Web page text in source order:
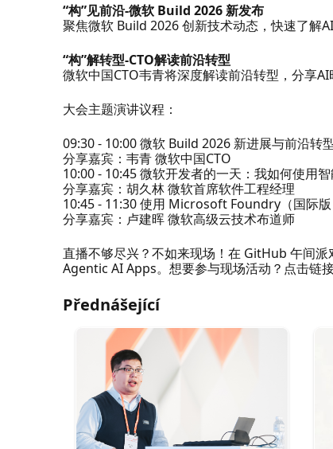
“构”见前沿-微软 Build 2026 新发布
聚焦微软 Build 2026 创新技术动态，快速了
“构”解转型-CTO解读前沿转型
微软中国CTO韦青将深度解读前沿转型，分享AI
大会主题演讲议程：
09:30 - 10:00 微软 Build 2026 新进展与前沿转
分享嘉宾：韦青 微软中国CTO
10:00 - 10:45 微软开发者的一天：我如何使用
分享嘉宾：胡久林 微软首席软件工程经理
10:45 - 11:30 使用 Microsoft Foundry（国际
分享嘉宾：卢建晖 微软高级云技术布道师
直播不够尽兴？不如来现场！在 GitHub 午间
Agentic AI Apps。想要参与现场活动？点击
Přednášející